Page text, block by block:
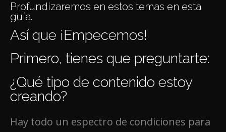
Profundizaremos en estos temas en esta
guía.
Así que ¡Empecemos!
Primero, tienes que preguntarte:
¿Qué tipo de contenido estoy
creando?
Hay todo un espectro de condiciones para